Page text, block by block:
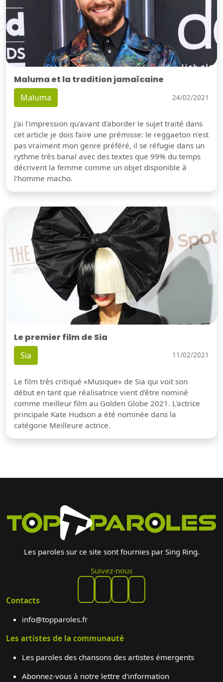
Maluma et la tradition jamaïcaine
Maluma 24/02/2021
J'ai l'impression qu'avant d'aborder le sujet traité dans
cet article je dois faire une prémisse: le reggaeton n'est
pas vraiment mon genre préféré, il se réfugie dans un
rythme très banal avec des textes que 99% du temps
décrivent la femme comme un objet disponible à
l'homme macho.
Le premier film de Sia
Sia 11/02/2021
Le film très critiqué «Musique» de Sia qui voit son
début en tant que réalisatrice vient d'être nominé
comme meilleur film au Golden Globe 2021. L'actrice
principale Kate Hudson a été nominée dans la
catégorie Meilleure actrice.
Les paroles sur ce site sont fournies par Sing Ring.
Suivez-nous
Contacts
info@topparoles.fr
Les artistes de la communauté
Les paroles des chansons des artistes émergents
Abonnez-vous à notre lettre d'information